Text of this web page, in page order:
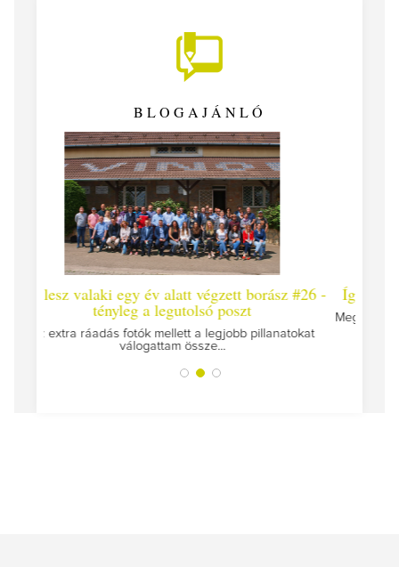
BLOGAJÁNLÓ
Így lesz valaki egy év alatt végzett borász #25
Megírtuk a modulzáró vizsgákat, már lázasan készülünk
az utolsó...